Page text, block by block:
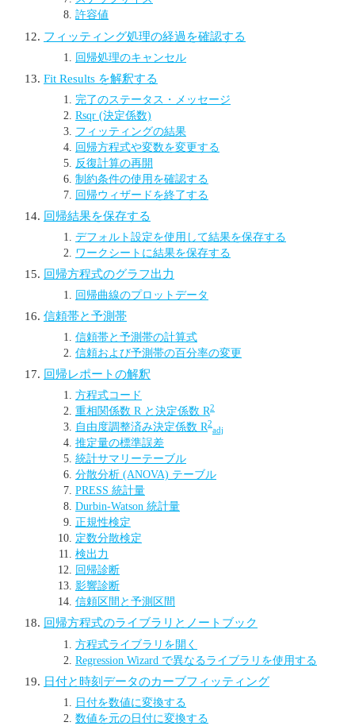
許容値
フィッティング処理の経過を確認する
回帰処理のキャンセル
Fit Results を解釈する
完了のステータス・メッセージ
Rsqr (決定係数)
フィッティングの結果
回帰方程式や変数を変更する
反復計算の再開
制約条件の使用を確認する
回帰ウィザードを終了する
回帰結果を保存する
デフォルト設定を使用して結果を保存する
ワークシートに結果を保存する
回帰方程式のグラフ出力
回帰曲線のプロットデータ
信頼帯と予測帯
信頼帯と予測帯の計算式
信頼および予測帯の百分率の変更
回帰レポートの解釈
方程式コード
重相関係数 R と決定係数 R2
自由度調整済み決定係数 R2
adj
推定量の標準誤差
統計サマリーテーブル
分散分析 (ANOVA) テーブル
PRESS 統計量
Durbin-Watson 統計量
正規性検定
定数分散検定
検出力
回帰診断
影響診断
信頼区間と予測区間
回帰方程式のライブラリとノートブック
方程式ライブラリを開く
Regression Wizard で異なるライブラリを使用する
日付と時刻データのカーブフィッティング
日付を数値に変換する
数値を元の日付に変換する